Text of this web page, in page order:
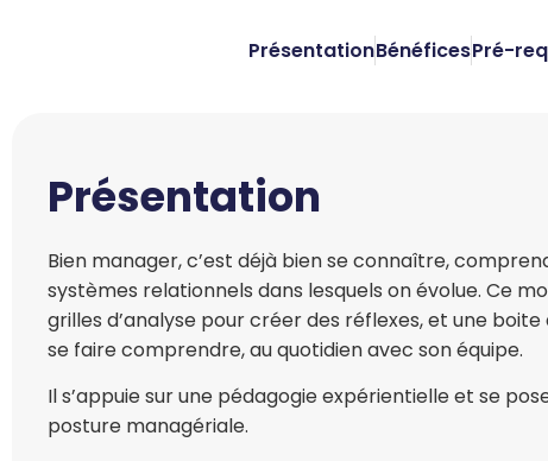
PrésentationBénéficesPré-
Présentation
Bien manager, c’est déjà bien se connaître,
systèmes relationnels dans lesquels on évolue. Ce
grilles d’analyse pour créer des réflexes, et une
se faire comprendre, au quotidien avec son équipe.
Il s’appuie sur une pédagogie expérientielle et se
posture managériale.